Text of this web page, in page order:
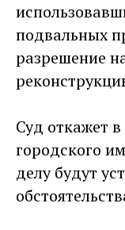
подвальных
разрешение
Суд откажет
городского
делу будут